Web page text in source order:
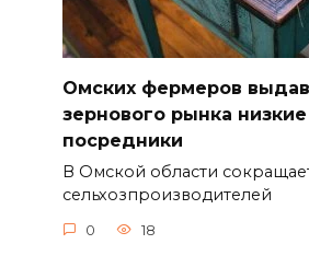
Омских фермеров
зернового рынка
посредники
В Омской области
сельхозпроизводителей
0 18